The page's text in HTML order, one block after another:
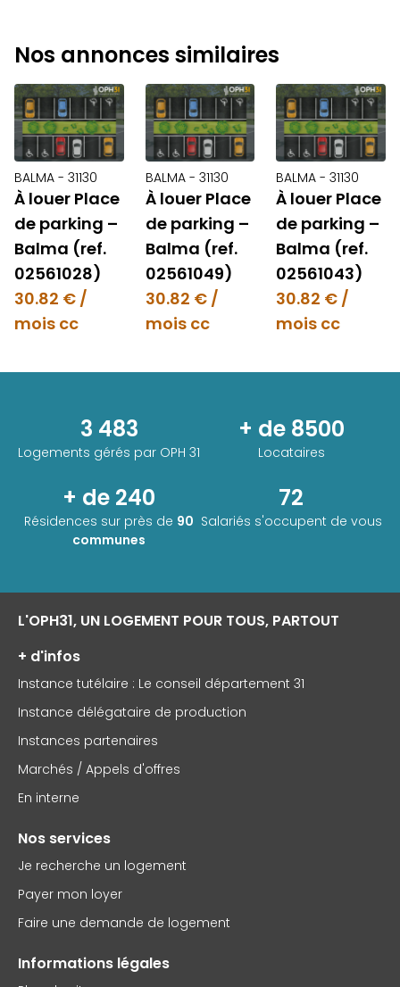
Nos annonces similaires
BALMA - 31130
À louer Place
de parking –
Balma (ref.
02561028)
30.82 € /
mois cc
BALMA - 31130
À louer Place
de parking –
Balma (ref.
02561049)
30.82 € /
mois cc
BALMA - 31130
À louer Place
de parking –
Balma (ref.
02561043)
30.82 € /
mois cc
3 483
Logements gérés par OPH 31
+ de 8500
Locataires
+ de 240
Résidences sur près de 90
communes
72
Salariés s'occupent de vous
L'OPH31, UN LOGEMENT POUR TOUS, PARTOUT
+ d'infos
Instance tutélaire : Le conseil département 31
Instance délégataire de production
Instances partenaires
Marchés / Appels d'offres
En interne
Nos services
Je recherche un logement
Payer mon loyer
Faire une demande de logement
Informations légales